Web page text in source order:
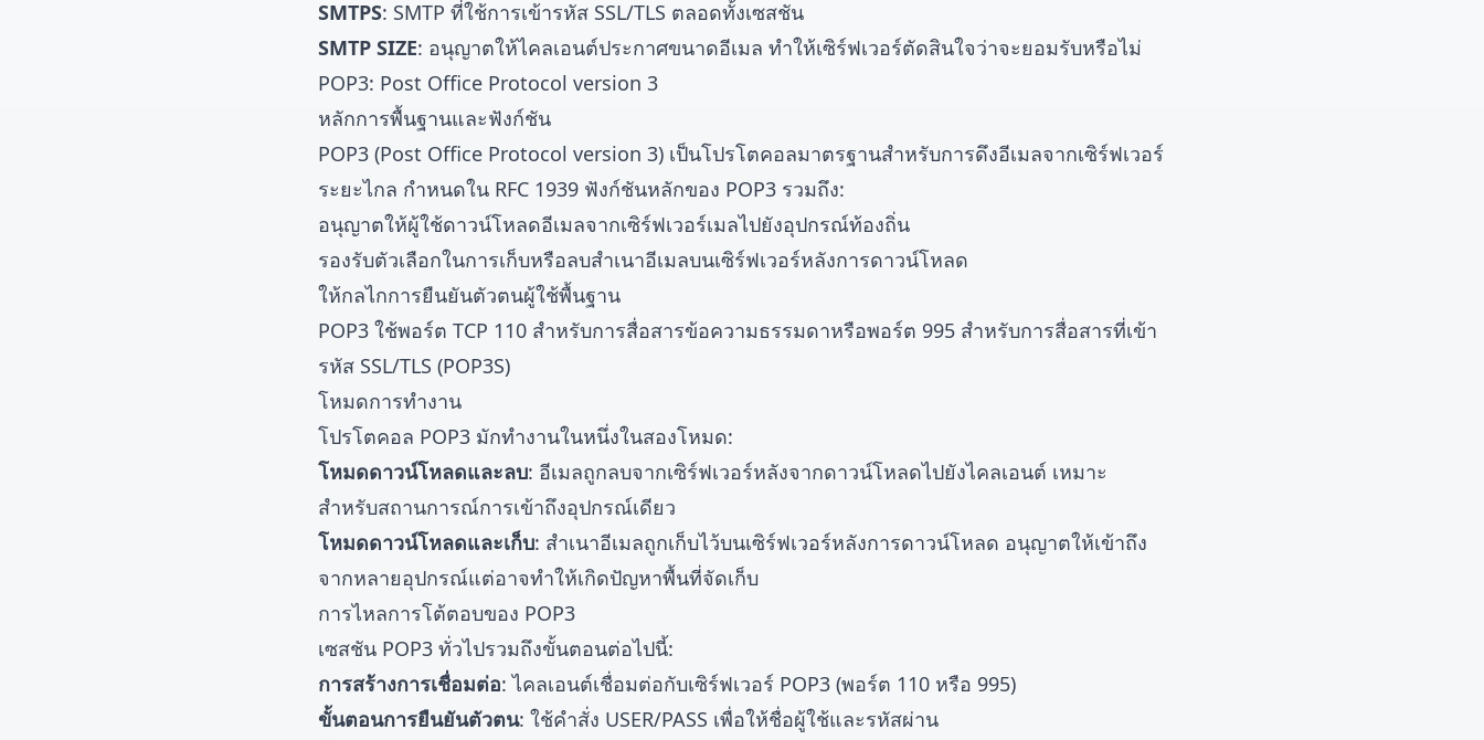
SMTPS: SMTP ที่ใช้การเข้ารหัส SSL/TLS ตลอดทั้งเซสชัน
SMTP SIZE: อนุญาตให้ไคลเอนต์ประกาศขนาดอีเมล ทำให้เซิร์ฟเวอร์ตัดสินใจว่าจะยอมรับหรือไม่
POP3: Post Office Protocol version 3
หลักการพื้นฐานและฟังก์ชัน
POP3 (Post Office Protocol version 3) เป็นโปรโตคอลมาตรฐานสำหรับการดึงอีเมลจากเซิร์ฟเวอร์
ระยะไกล กำหนดใน RFC 1939 ฟังก์ชันหลักของ POP3 รวมถึง:
อนุญาตให้ผู้ใช้ดาวน์โหลดอีเมลจากเซิร์ฟเวอร์เมลไปยังอุปกรณ์ท้องถิ่น
รองรับตัวเลือกในการเก็บหรือลบสำเนาอีเมลบนเซิร์ฟเวอร์หลังการดาวน์โหลด
ให้กลไกการยืนยันตัวตนผู้ใช้พื้นฐาน
POP3 ใช้พอร์ต TCP 110 สำหรับการสื่อสารข้อความธรรมดาหรือพอร์ต 995 สำหรับการสื่อสารที่เข้า
รหัส SSL/TLS (POP3S)
โหมดการทำงาน
โปรโตคอล POP3 มักทำงานในหนึ่งในสองโหมด:
โหมดดาวน์โหลดและลบ: อีเมลถูกลบจากเซิร์ฟเวอร์หลังจากดาวน์โหลดไปยังไคลเอนต์ เหมาะ
สำหรับสถานการณ์การเข้าถึงอุปกรณ์เดียว
โหมดดาวน์โหลดและเก็บ: สำเนาอีเมลถูกเก็บไว้บนเซิร์ฟเวอร์หลังการดาวน์โหลด อนุญาตให้เข้าถึง
จากหลายอุปกรณ์แต่อาจทำให้เกิดปัญหาพื้นที่จัดเก็บ
การไหลการโต้ตอบของ POP3
เซสชัน POP3 ทั่วไปรวมถึงขั้นตอนต่อไปนี้:
การสร้างการเชื่อมต่อ: ไคลเอนต์เชื่อมต่อกับเซิร์ฟเวอร์ POP3 (พอร์ต 110 หรือ 995)
ขั้นตอนการยืนยันตัวตน: ใช้คำสั่ง USER/PASS เพื่อให้ชื่อผู้ใช้และรหัสผ่าน